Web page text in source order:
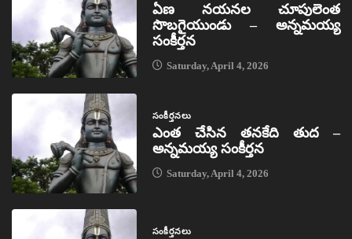
ఏణ నయనల చూపులెంత
సొబగైయుండు – అన్నమయ్య
సంకీర్తన
Saturday, April 4, 2026
సంకీర్తనలు
ఎంత చేసిన తనకేది తుద –
అన్నమయ్య సంకీర్తన
Saturday, April 4, 2026
సంకీర్తనలు